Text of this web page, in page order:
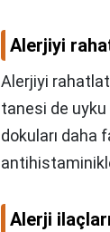
Alerjiyi
Alerjiyi
tanesi de uyku
dokuları daha
Alerji